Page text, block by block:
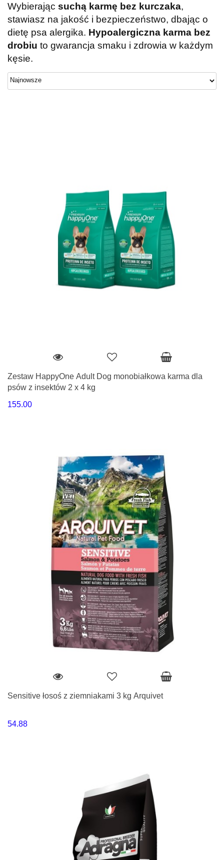
Wybierając suchą karmę bez kurczaka,
stawiasz na jakość i bezpieczeństwo, dbając o
dietę psa alergika. Hypoalergiczna karma bez
drobiu to gwarancja smaku i zdrowia w każdym
kęsie.
Zestaw HappyOne Adult Dog monobiałkowa karma dla
psów z insektów 2 x 4 kg
155.00
Sensitive łosoś z ziemniakami 3 kg Arquivet
54.88